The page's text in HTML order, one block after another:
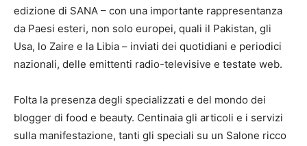
edizione di SANA – con una importante rappresentanza
da Paesi esteri, non solo europei, quali il Pakistan, gli
Usa, lo Zaire e la Libia – inviati dei quotidiani e periodici
nazionali, delle emittenti radio-televisive e testate web.
Folta la presenza degli specializzati e del mondo dei
blogger di food e beauty. Centinaia gli articoli e i servizi
sulla manifestazione, tanti gli speciali su un Salone ricco